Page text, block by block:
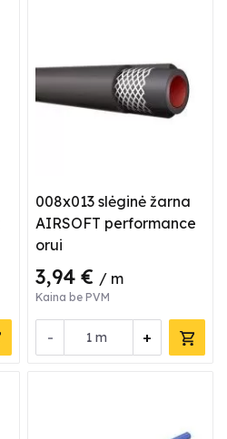
008x013 slėginė žarna
AIRSOFT performance
orui
3,94 € / m
Kaina be PVM
- +
m